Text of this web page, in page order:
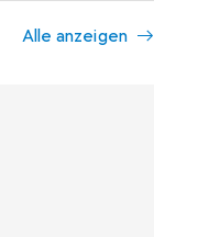
Alle anzeigen